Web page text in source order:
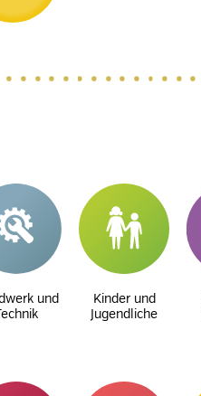
und
Kinder und
Jugendliche